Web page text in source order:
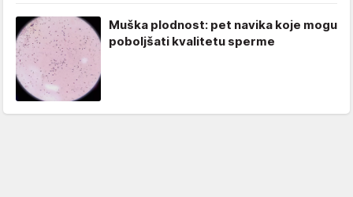
Muška plodnost: pet navika koje mogu
poboljšati kvalitetu sperme